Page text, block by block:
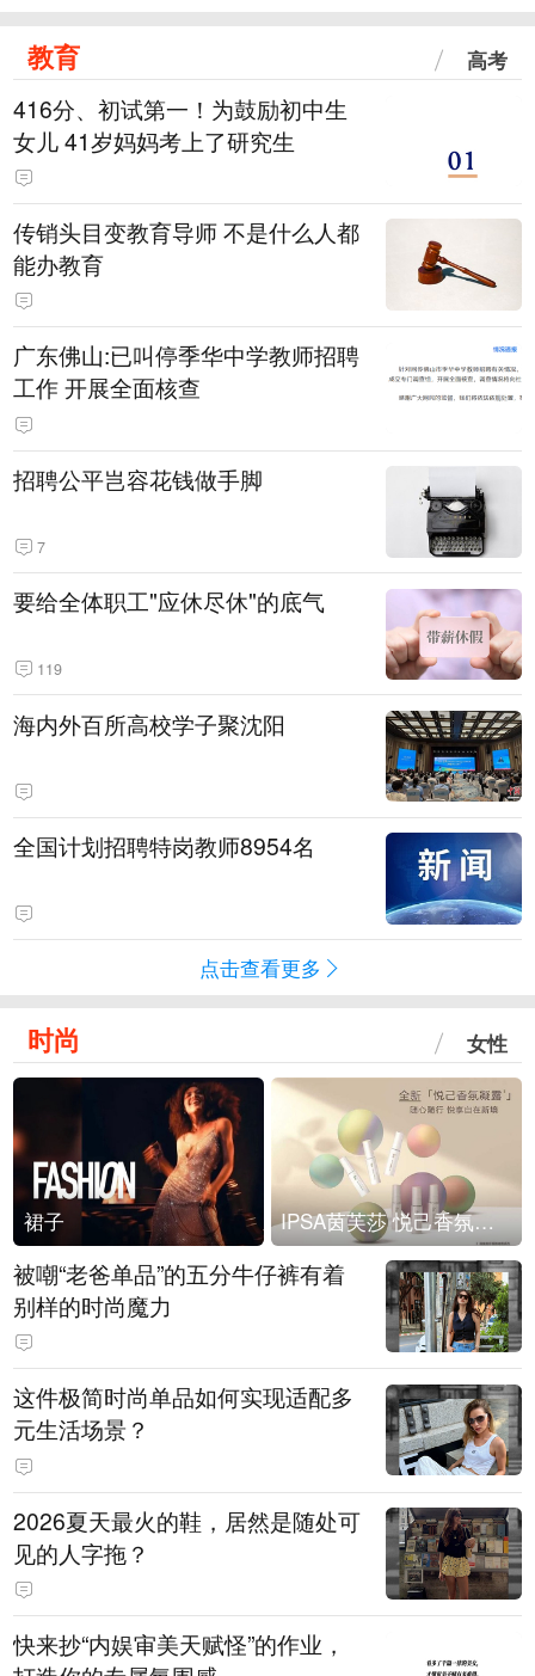
教育 高考
416分、初试第一！为鼓励初中生
女儿 41岁妈妈考上了研究生
传销头目变教育导师 不是什么人都
能办教育
广东佛山:已叫停季华中学教师招聘
工作 开展全面核查
招聘公平岂容花钱做手脚
7
要给全体职工"应休尽休"的底气
119
海内外百所高校学子聚沈阳
全国计划招聘特岗教师8954名
点击查看更多
时尚 女性
裙子 IPSA茵芙莎 悦己香氛凝露上市
被嘲“老爸单品”的五分牛仔裤有着
别样的时尚魔力
这件极简时尚单品如何实现适配多
元生活场景？
2026夏天最火的鞋，居然是随处可
见的人字拖？
快来抄“内娱审美天赋怪”的作业，